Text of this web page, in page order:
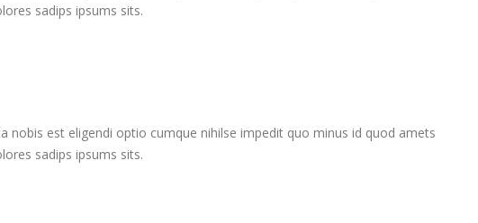
sadips ipsums sits.
est eligendi optio cumque nihilse impedit quo minus id quod amets
sadips ipsums sits.